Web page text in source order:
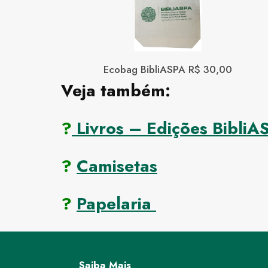
Ecobag BibliASPA R$ 30,00
Veja também:
?Livros – Edições
? Camisetas
? Papelaria